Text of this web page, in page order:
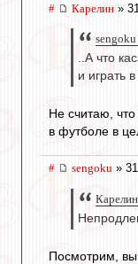
# Карелин »
..А что
и играть
Не считаю,
в футболе в
# sengoku »
Посмотрим,